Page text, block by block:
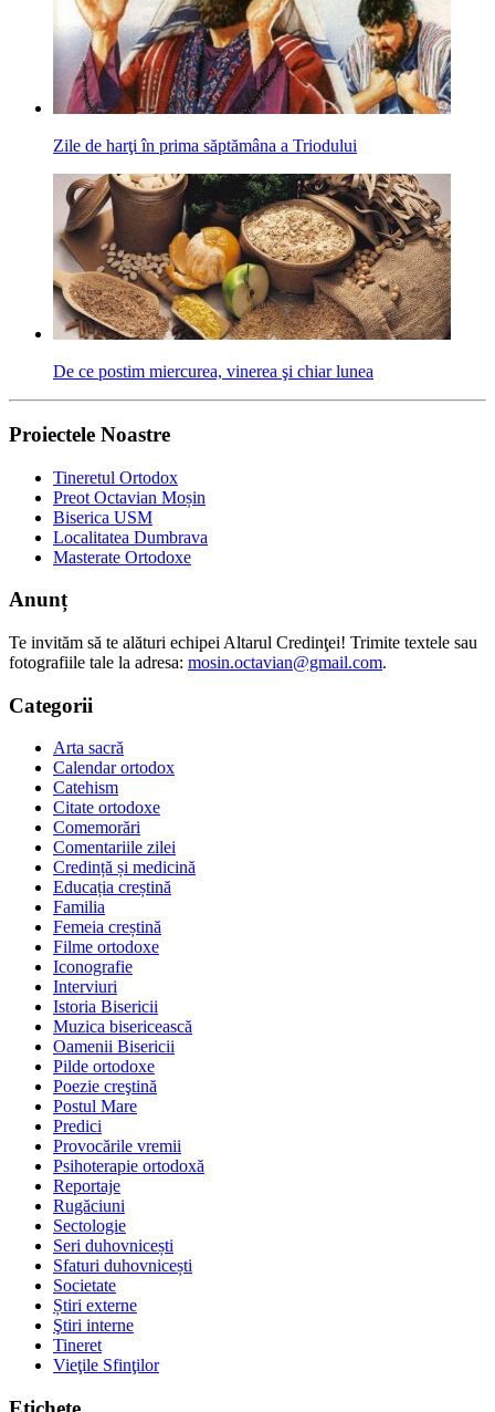
Zile de harţi în prima săptămâna a Triodului
De ce postim miercurea, vinerea şi chiar lunea
Proiectele Noastre
Tineretul Ortodox
Preot Octavian Moșin
Biserica USM
Localitatea Dumbrava
Masterate Ortodoxe
Anunț
Te invităm să te alături echipei Altarul Credinţei! Trimite textele sau
fotografiile tale la adresa: mosin.octavian@gmail.com.
Categorii
Arta sacră
Calendar ortodox
Catehism
Citate ortodoxe
Comemorări
Comentariile zilei
Credință și medicină
Educația creștină
Familia
Femeia creștină
Filme ortodoxe
Iconografie
Interviuri
Istoria Bisericii
Muzica bisericească
Oamenii Bisericii
Pilde ortodoxe
Poezie creştină
Postul Mare
Predici
Provocările vremii
Psihoterapie ortodoxă
Reportaje
Rugăciuni
Sectologie
Seri duhovnicești
Sfaturi duhovnicești
Societate
Știri externe
Ştiri interne
Tineret
Vieţile Sfinţilor